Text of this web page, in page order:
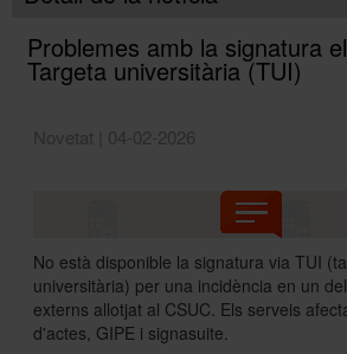
Seguretat de les
PAU: necessites
Problemes amb la signatura
Targeta universitària (TUI)
Novetat | 04-02-2026
No està disponible la signatura via TUI
universitària) per una incidència en un
externs allotjat al CSUC. Els serveis
d'actes, GIPE i signasuite.